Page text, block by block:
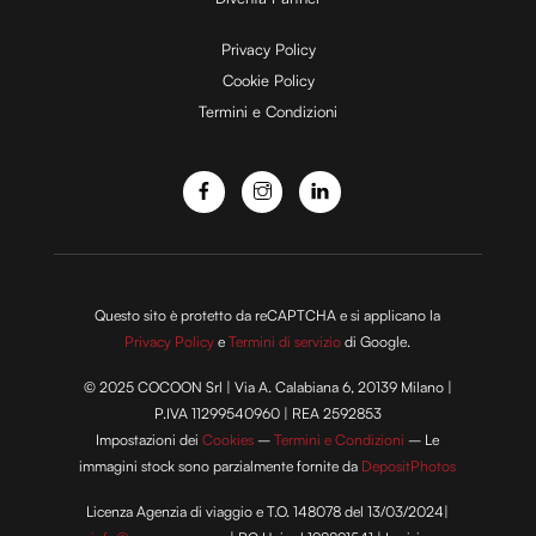
e
o
Privacy Policy
Cookie Policy
Termini e Condizioni
Questo sito è protetto da reCAPTCHA e si applicano la
Privacy Policy eTermini di servizio di Google.
© 2025 COCOON Srl | Via A. Calabiana 6, 20139 Milano |
P.IVA 11299540960 | REA 2592853
Impostazioni deiCookies –Termini e Condizioni – Le
immagini stock sono parzialmente fornite da DepositPhotos
Licenza Agenzia di viaggio e T.O. 148078 del 13/03/2024|